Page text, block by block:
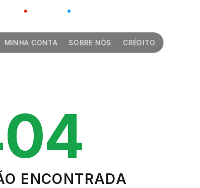
CHINA
MINHA CONTA SOBRE NÓS CRÉDITO
ENCONTRADA